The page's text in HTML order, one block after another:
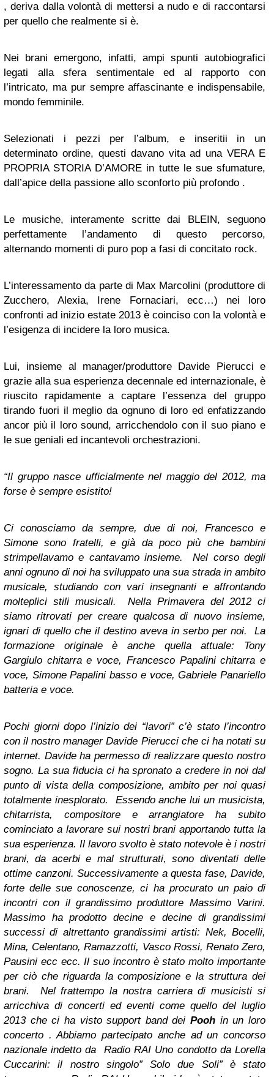
, deriva dalla volontà di mettersi a nudo e di raccontarsi
per quello che realmente si è.
Nei brani emergono, infatti, ampi spunti autobiografici
legati alla sfera sentimentale ed al rapporto con
l’intricato, ma pur sempre affascinante e indispensabile,
mondo femminile.
Selezionati i pezzi per l’album, e inseritii in un
determinato ordine, questi davano vita ad una VERA E
PROPRIA STORIA D’AMORE in tutte le sue sfumature,
dall’apice della passione allo sconforto più profondo .
Le musiche, interamente scritte dai BLEIN, seguono
perfettamente l’andamento di questo percorso,
alternando momenti di puro pop a fasi di concitato rock.
L’interessamento da parte di Max Marcolini (produttore di
Zucchero, Alexia, Irene Fornaciari, ecc…) nei loro
confronti ad inizio estate 2013 è coinciso con la volontà e
l’esigenza di incidere la loro musica.
Lui, insieme al manager/produttore Davide Pierucci e
grazie alla sua esperienza decennale ed internazionale, è
riuscito rapidamente a captare l’essenza del gruppo
tirando fuori il meglio da ognuno di loro ed enfatizzando
ancor più il loro sound, arricchendolo con il suo piano e
le sue geniali ed incantevoli orchestrazioni.
“Il gruppo nasce ufficialmente nel maggio del 2012, ma
forse è sempre esistito!
Ci conosciamo da sempre, due di noi, Francesco e
Simone sono fratelli, e già da poco più che bambini
strimpellavamo e cantavamo insieme. Nel corso degli
anni ognuno di noi ha sviluppato una sua strada in ambito
musicale, studiando con vari insegnanti e affrontando
molteplici stili musicali. Nella Primavera del 2012 ci
siamo ritrovati per creare qualcosa di nuovo insieme,
ignari di quello che il destino aveva in serbo per noi. La
formazione originale è anche quella attuale: Tony
Gargiulo chitarra e voce, Francesco Papalini chitarra e
voce, Simone Papalini basso e voce, Gabriele Panariello
batteria e voce.
Pochi giorni dopo l’inizio dei “lavori” c’è stato l’incontro
con il nostro manager Davide Pierucci che ci ha notati su
internet. Davide ha permesso di realizzare questo nostro
sogno. La sua fiducia ci ha spronato a credere in noi dal
punto di vista della composizione, ambito per noi quasi
totalmente inesplorato. Essendo anche lui un musicista,
chitarrista, compositore e arrangiatore ha subito
cominciato a lavorare sui nostri brani apportando tutta la
sua esperienza. Il lavoro svolto è stato notevole è i nostri
brani, da acerbi e mal strutturati, sono diventati delle
ottime canzoni. Successivamente a questa fase, Davide,
forte delle sue conoscenze, ci ha procurato un paio di
incontri con il grandissimo produttore Massimo Varini.
Massimo ha prodotto decine e decine di grandissimi
successi di altrettanto grandissimi artisti: Nek, Bocelli,
Mina, Celentano, Ramazzotti, Vasco Rossi, Renato Zero,
Pausini ecc ecc. Il suo incontro è stato molto importante
per ciò che riguarda la composizione e la struttura dei
brani. Nel frattempo la nostra carriera di musicisti si
arricchiva di concerti ed eventi come quello del luglio
2013 che ci ha visto support band deiPooh in un loro
concerto . Abbiamo partecipato anche ad un concorso
nazionale indetto da Radio RAI Uno condotto da Lorella
Cuccarini: il nostro singolo” Solo due Soli” è stato